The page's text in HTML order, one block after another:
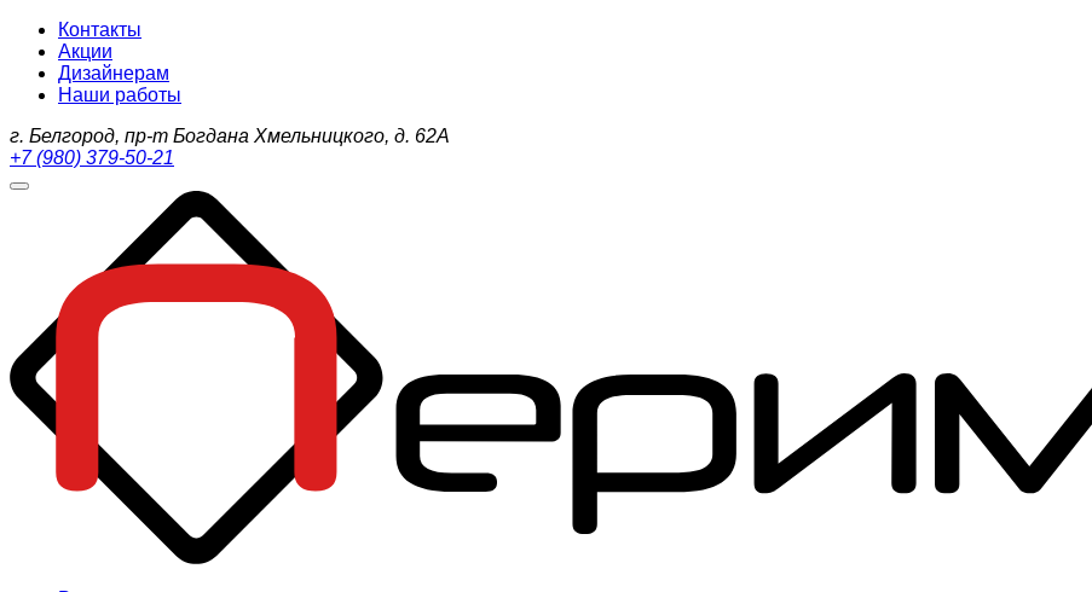
Контакты
Акции
Дизайнерам
Наши работы
г. Белгород, пр-т Богдана Хмельницкого, д. 62А
+7 (980) 379-50-21